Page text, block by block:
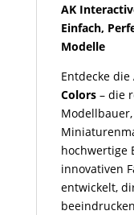
AK
Einfach,
Modelle
Entdecke die
Colors– die
hochwertige
innovativen
entwickelt,